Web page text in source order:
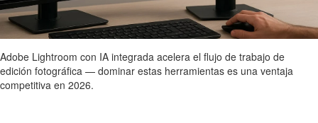
Adobe Lightroom con IA integrada acelera el flujo de trabajo de
edición fotográfica — dominar estas herramientas es una ventaja
competitiva en 2026.